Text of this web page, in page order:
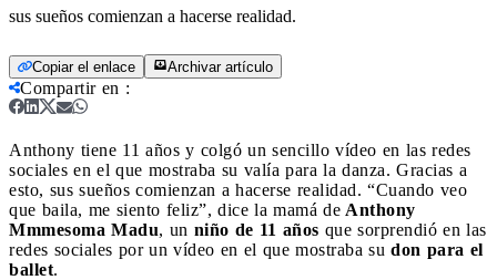
sus sueños comienzan a hacerse realidad.
Copiar el enlace Archivar artículo
Compartir en :
Anthony tiene 11 años y colgó un sencillo vídeo en las redes
sociales en el que mostraba su valía para la danza. Gracias a
esto, sus sueños comienzan a hacerse realidad. “Cuando veo
que baila, me siento feliz”, dice la mamá de Anthony
Mmmesoma Madu, un niño de 11 años que sorprendió en las
redes sociales por un vídeo en el que mostraba su don para el
ballet.